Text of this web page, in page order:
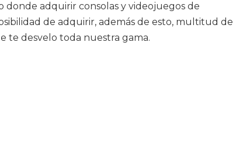
donde adquirir consolas y videojuegos de
de adquirir, además de esto, multitud de
te desvelo toda nuestra gama.